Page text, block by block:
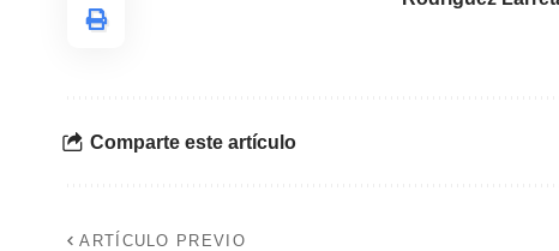
Comparte este artículo
ARTÍCULO PREVIO